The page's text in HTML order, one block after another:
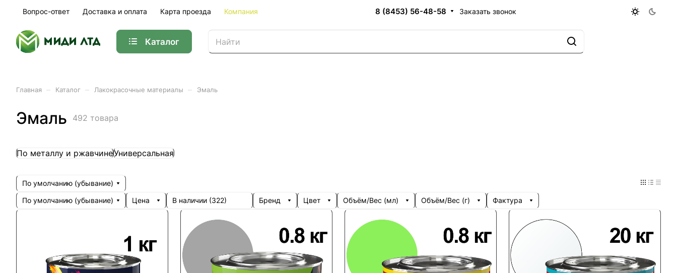
Вопрос-ответ Доставка и оплата Карта проезда Компания 8 (8453) 56-48-58 Заказать звонок
Каталог
Главная Каталог Лакокрасочные материалы Эмаль
Эмаль 492 товара
По металлу и ржавчинеУниверсальная
По умолчанию (убывание)
По умолчанию (убывание)
Цена В наличии (322) Бренд Цвет Объём/Вес (мл) Объём/Вес (г) Фактура